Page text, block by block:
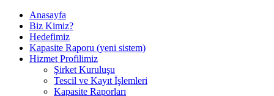
Anasayfa
Biz Kimiz?
Hedefimiz
Kapasite Raporu (yeni sistem)
Hizmet Profilimiz
Şirket Kuruluşu
Tescil ve Kayıt İşlemleri
Kapasite Raporları